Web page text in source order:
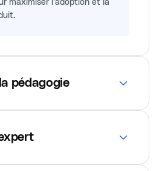
pédagogie